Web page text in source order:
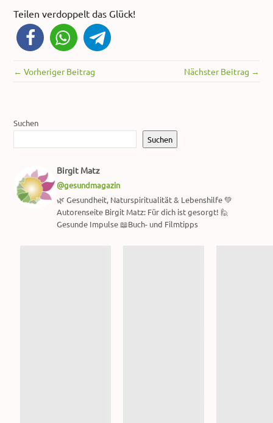
Teilen verdoppelt das Glück!
← Vorheriger Beitrag Nächster Beitrag →
Suchen
Suchen
Birgit Matz
@gesundmagazin
🌿 Gesundheit, Naturspiritualität & Lebenshilfe 💚
Autorenseite Birgit Matz: Für dich ist gesorgt! 🙋
Gesunde Impulse 📖Buch- und Filmtipps